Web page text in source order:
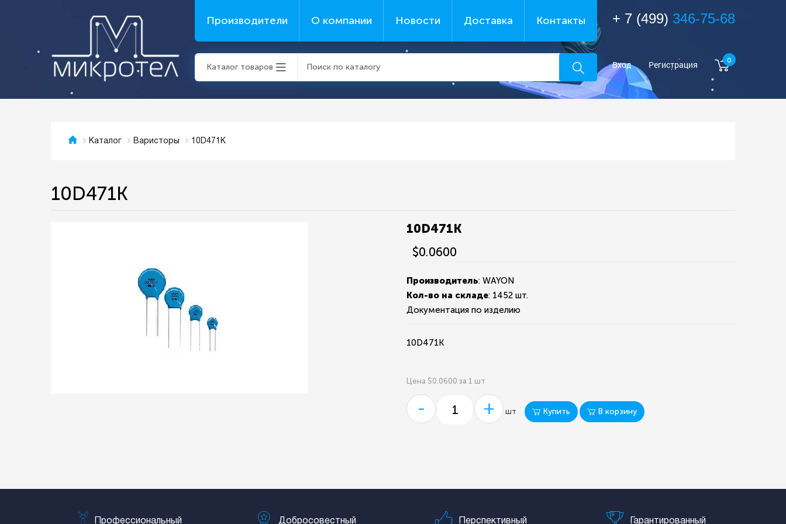
Производители О компании Новости Доставка Контакты
Каталог товаров
+ 7 (499) 346-75-68
Вход Регистрация 0
Каталог Варисторы 10D471K
10D471K
10D471K
$0.0600
Производитель: WAYON
Кол-во на складе: 1452 шт.
Документация по изделию
10D471K
Цена $0.0600 за 1 шт
- + шт Купить В корзину
Профессиональный Добросовестный Перспективный Гарантированный